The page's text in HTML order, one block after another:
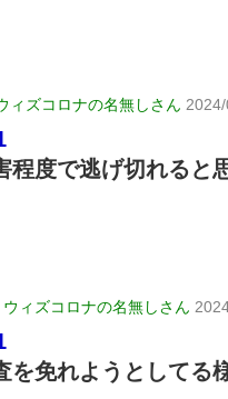
ィズコロナの名無しさん
程度で逃げ切れると
ウィズコロナの名無しさん
を免れようとしてる